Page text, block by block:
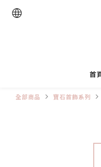
首
全部商品 寶石首飾系列